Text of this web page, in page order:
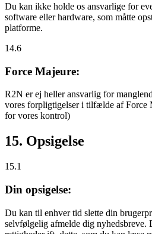
Du kan ikke holde os ansvarlige for
software eller hardware, som måtte
platforme.
14.6
Force Majeure:
R2N er ej heller ansvarlig for
vores forpligtigelser i tilfælde af Force
for vores kontrol)
15. Opsigelse
15.1
Din opsigelse:
Du kan til enhver tid slette din
selvfølgelig afmelde dig nyhedsbreve.